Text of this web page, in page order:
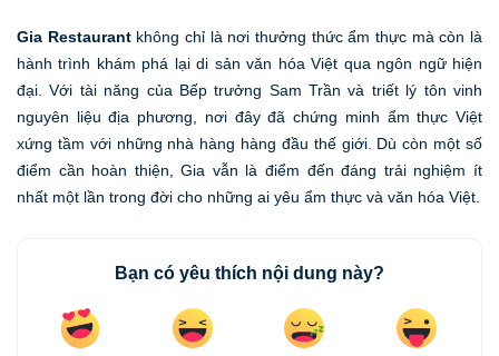
Gia Restaurantkhông chỉ là nơi thưởng thức ẩm thực mà còn là
hành trình khám phá lại di sản văn hóa Việt qua ngôn ngữ hiện
đại. Với tài năng của Bếp trưởng Sam Trần và triết lý tôn vinh
nguyên liệu địa phương, nơi đây đã chứng minh ẩm thực Việt
xứng tầm với những nhà hàng hàng đầu thế giới. Dù còn một số
điểm cần hoàn thiện, Gia vẫn là điểm đến đáng trải nghiệm ít
nhất một lần trong đời cho những ai yêu ẩm thực và văn hóa Việt.
Bạn có yêu thích nội dung này?